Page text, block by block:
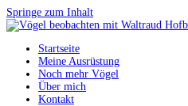
Springe zum Inhalt
Vögel beobachten mit
Startseite
Meine Ausrüstung
Noch mehr Vögel
Über mich
Kontakt